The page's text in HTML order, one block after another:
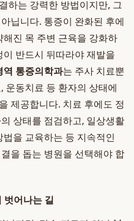
하는 강력한 방법이지만, 그
닙니다. 통증이 완화된 후에
진 목 주변 근육을 강화하
반드시 뒤따라야 재발을
역 통증의학과는 주사 치료뿐
운동치료 등 환자의 상태에
제공합니다. 치료 후에도 정
상태를 점검하고, 일상생활
을 교육하는 등 지속적인
을 돕는 병원을 선택해야 합
벗어나는 길